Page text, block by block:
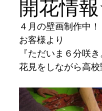
開花情
４月の壁画制作中！
お客様より
『ただいま６分咲
花見をしながら高